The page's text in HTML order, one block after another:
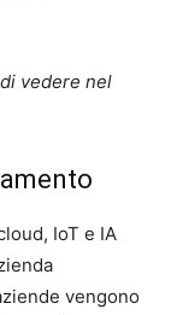
vedere nel
IoT e IA
vengono